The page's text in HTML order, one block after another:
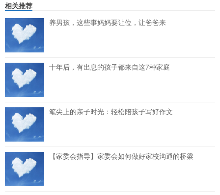
相关推荐
养男孩，这些事妈妈要让位，让爸爸来
十年后，有出息的孩子都来自这7种家庭
笔尖上的亲子时光：轻松陪孩子写好作文
【家委会指导】家委会如何做好家校沟通的桥梁